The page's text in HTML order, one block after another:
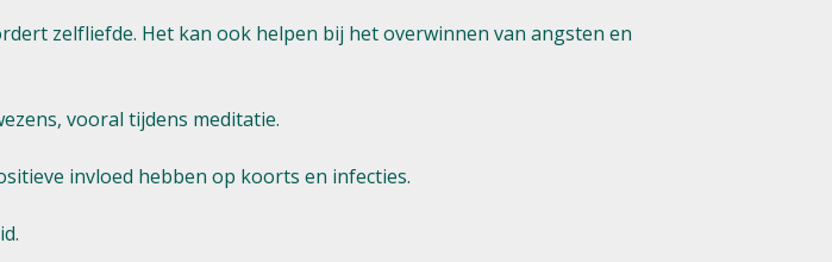
zelfliefde. Het kan ook helpen bij het overwinnen van angsten en
vooral tijdens meditatie.
invloed hebben op koorts en infecties.